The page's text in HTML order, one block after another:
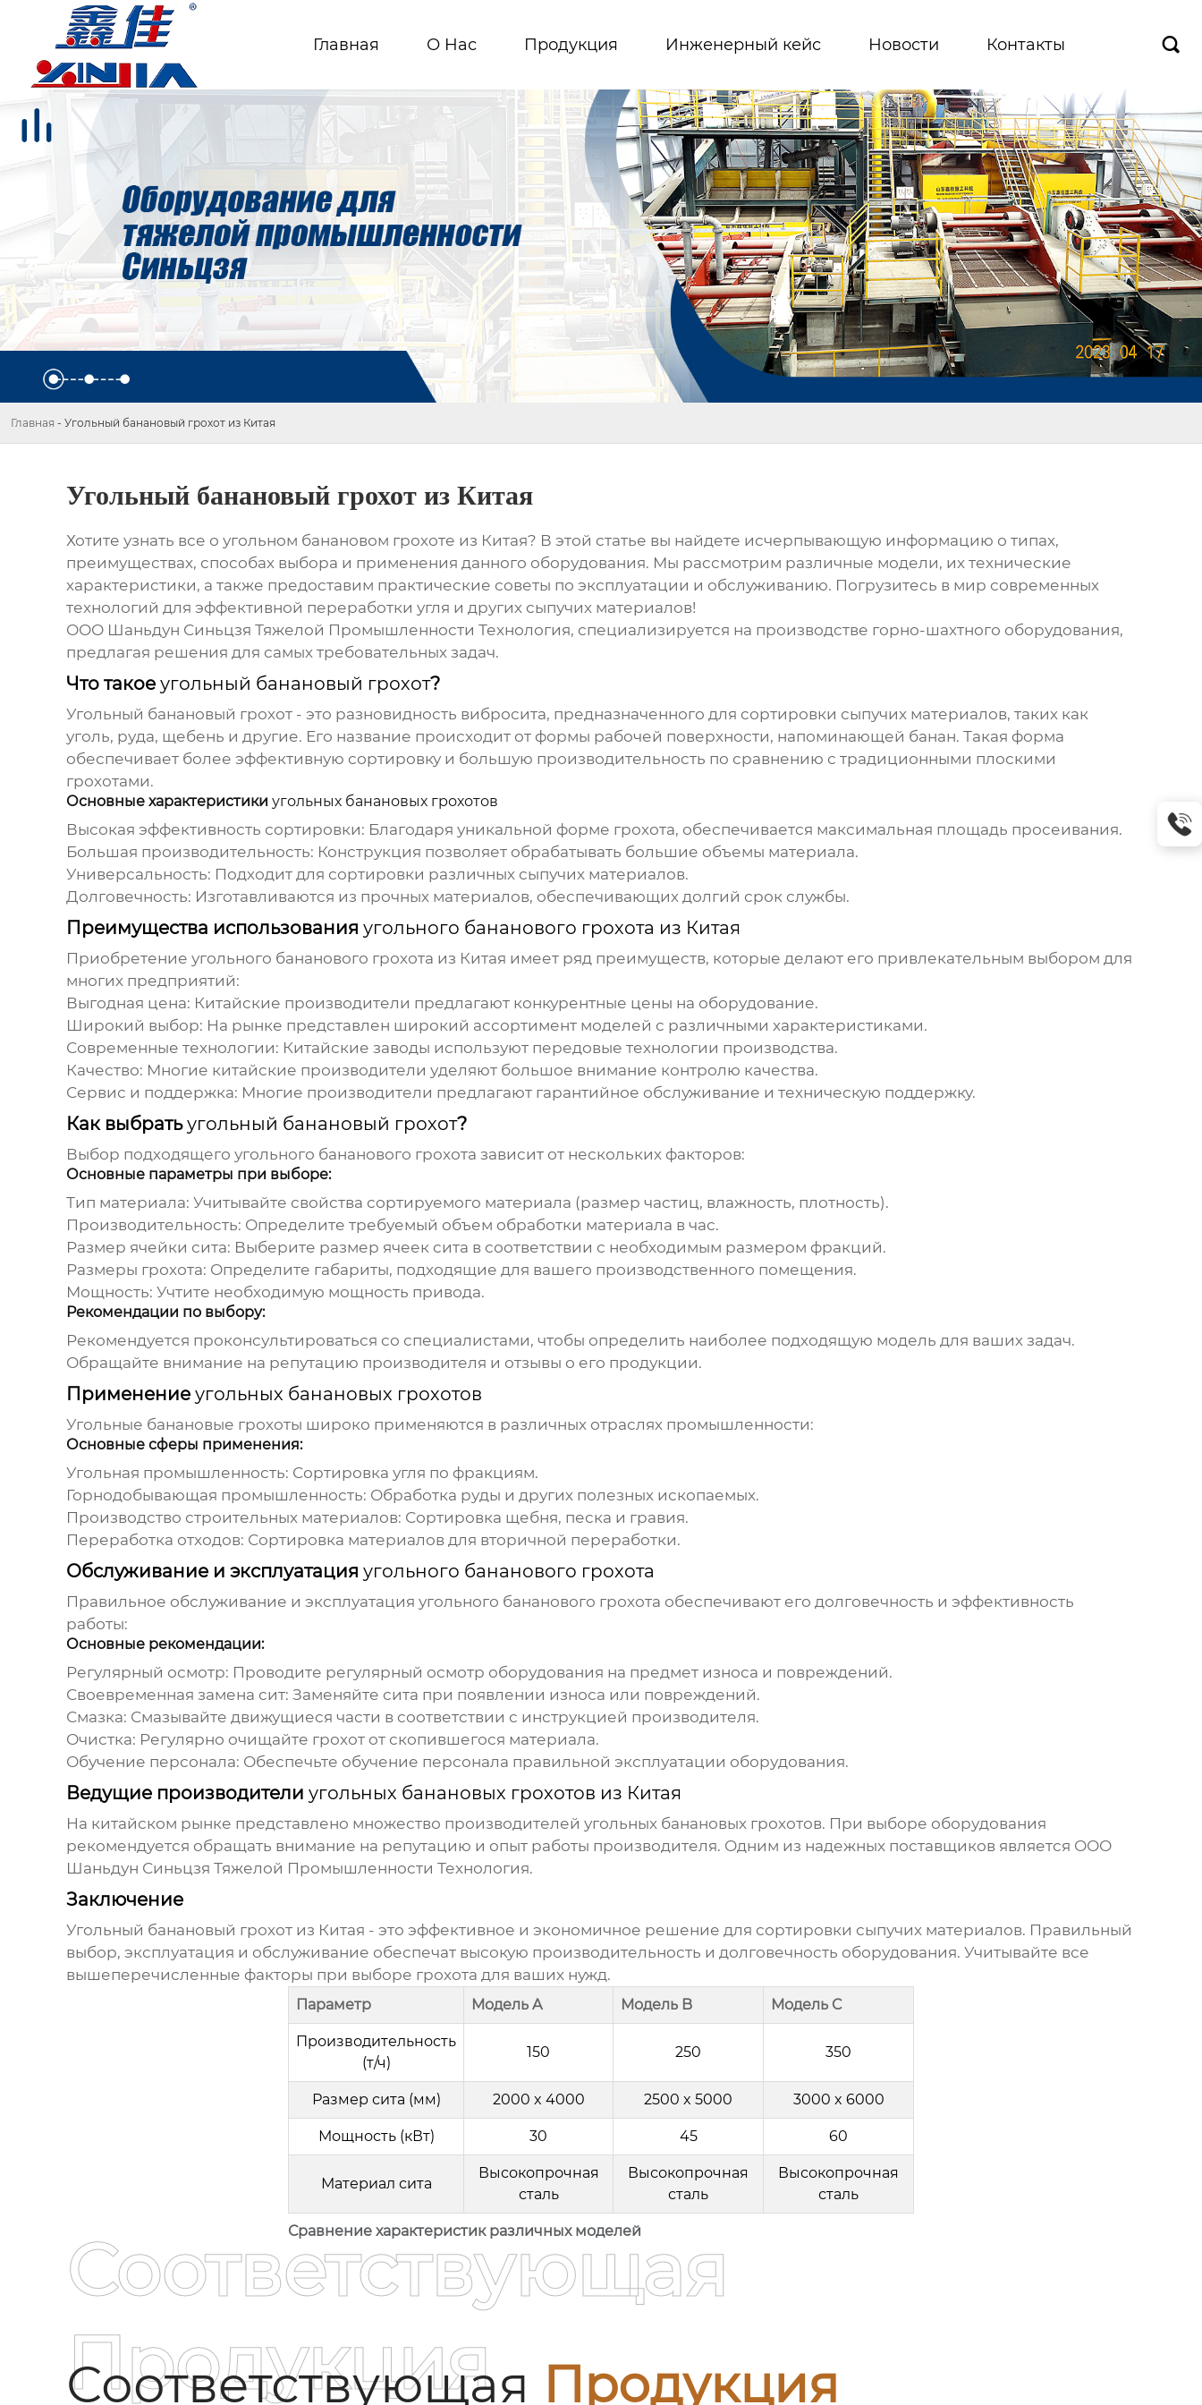
Главная О Hас Продукция Инженерный кейс Новости Контакты 
Главная - Угольный банановый грохот из Китая
Угольный банановый грохот из Китая
Хотите узнать все о угольном банановом грохоте из Китая? В этой статье вы найдете исчерпывающую информацию о типах,
преимуществах, способах выбора и применения данного оборудования. Мы рассмотрим различные модели, их технические
характеристики, а также предоставим практические советы по эксплуатации и обслуживанию. Погрузитесь в мир современных
технологий для эффективной переработки угля и других сыпучих материалов!
ООО Шаньдун Синьцзя Тяжелой Промышленности Технология, специализируется на производстве горно-шахтного оборудования,
предлагая решения для самых требовательных задач.
Что такое угольный банановый грохот?
Угольный банановый грохот- это разновидность вибросита, предназначенного для сортировки сыпучих материалов, таких как
уголь, руда, щебень и другие. Его название происходит от формы рабочей поверхности, напоминающей банан. Такая форма
обеспечивает более эффективную сортировку и большую производительность по сравнению с традиционными плоскими
грохотами.
Основные характеристики угольных банановых грохотов
Высокая эффективность сортировки: Благодаря уникальной форме грохота, обеспечивается максимальная площадь просеивания.
Большая производительность: Конструкция позволяет обрабатывать большие объемы материала.
Универсальность: Подходит для сортировки различных сыпучих материалов.
Долговечность: Изготавливаются из прочных материалов, обеспечивающих долгий срок службы.
Преимущества использования угольного бананового грохота из Китая
Приобретение угольного бананового грохота из Китая имеет ряд преимуществ, которые делают его привлекательным выбором для
многих предприятий:
Выгодная цена: Китайские производители предлагают конкурентные цены на оборудование.
Широкий выбор: На рынке представлен широкий ассортимент моделей с различными характеристиками.
Современные технологии: Китайские заводы используют передовые технологии производства.
Качество: Многие китайские производители уделяют большое внимание контролю качества.
Сервис и поддержка: Многие производители предлагают гарантийное обслуживание и техническую поддержку.
Как выбратьугольный банановый грохот?
Выбор подходящего угольного бананового грохота зависит от нескольких факторов:
Основные параметры при выборе:
Тип материала: Учитывайте свойства сортируемого материала (размер частиц, влажность, плотность).
Производительность: Определите требуемый объем обработки материала в час.
Размер ячейки сита: Выберите размер ячеек сита в соответствии с необходимым размером фракций.
Размеры грохота: Определите габариты, подходящие для вашего производственного помещения.
Мощность: Учтите необходимую мощность привода.
Рекомендации по выбору:
Рекомендуется проконсультироваться со специалистами, чтобы определить наиболее подходящую модель для ваших задач.
Обращайте внимание на репутацию производителя и отзывы о его продукции.
Применение угольных банановых грохотов
Угольные банановые грохоты широко применяются в различных отраслях промышленности:
Основные сферы применения:
Угольная промышленность: Сортировка угля по фракциям.
Горнодобывающая промышленность: Обработка руды и других полезных ископаемых.
Производство строительных материалов: Сортировка щебня, песка и гравия.
Переработка отходов: Сортировка материалов для вторичной переработки.
Обслуживание и эксплуатация угольного бананового грохота
Правильное обслуживание и эксплуатация угольного бананового грохота обеспечивают его долговечность и эффективность
работы:
Основные рекомендации:
Регулярный осмотр: Проводите регулярный осмотр оборудования на предмет износа и повреждений.
Своевременная замена сит: Заменяйте сита при появлении износа или повреждений.
Смазка: Смазывайте движущиеся части в соответствии с инструкцией производителя.
Очистка: Регулярно очищайте грохот от скопившегося материала.
Обучение персонала: Обеспечьте обучение персонала правильной эксплуатации оборудования.
Ведущие производители угольных банановых грохотов из Китая
На китайском рынке представлено множество производителей угольных банановых грохотов. При выборе оборудования
рекомендуется обращать внимание на репутацию и опыт работы производителя. Одним из надежных поставщиков является ООО
Шаньдун Синьцзя Тяжелой Промышленности Технология.
Заключение
Угольный банановый грохот из Китая - это эффективное и экономичное решение для сортировки сыпучих материалов. Правильный
выбор, эксплуатация и обслуживание обеспечат высокую производительность и долговечность оборудования. Учитывайте все
вышеперечисленные факторы при выборе грохота для ваших нужд.
Сравнение характеристик различных моделей
Параметр Модель A Модель B Модель C
Производительность
(т/ч)
150 250 350
Размер сита (мм) 2000 x 4000 2500 x 5000 3000 x 6000
Мощность (кВт) 30 45 60
Материал сита
Высокопрочная
сталь
Высокопрочная
сталь
Высокопрочная
сталь
Соответствующая Продукция
Соответствующая
Продукция